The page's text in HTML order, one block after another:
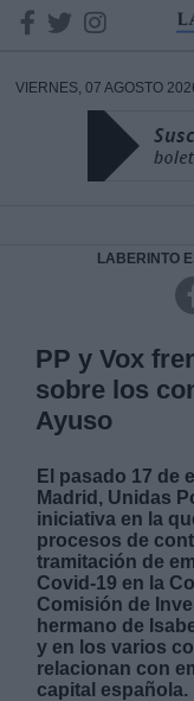
VIERNES, 07 AGOSTO
LABERINTO
PP y Vox
sobre los
Ayuso
El pasado 17 de
Madrid, Unidas
iniciativa en la
procesos de
tramitación de
Covid-19 en la
Comisión de
hermano de
y en los varios
relacionan con
capital española.
DATOS
Legitimación:
Destinatarios:
Derechos: